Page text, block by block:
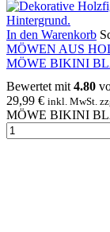
In den Warenkorb
MÖWEN AUS
MÖWE BIKINI
Bewertet mit 4.80
29,99 € inkl. MwSt.
MÖWE BIKINI